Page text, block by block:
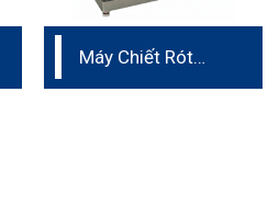
Máy Chiết Rót